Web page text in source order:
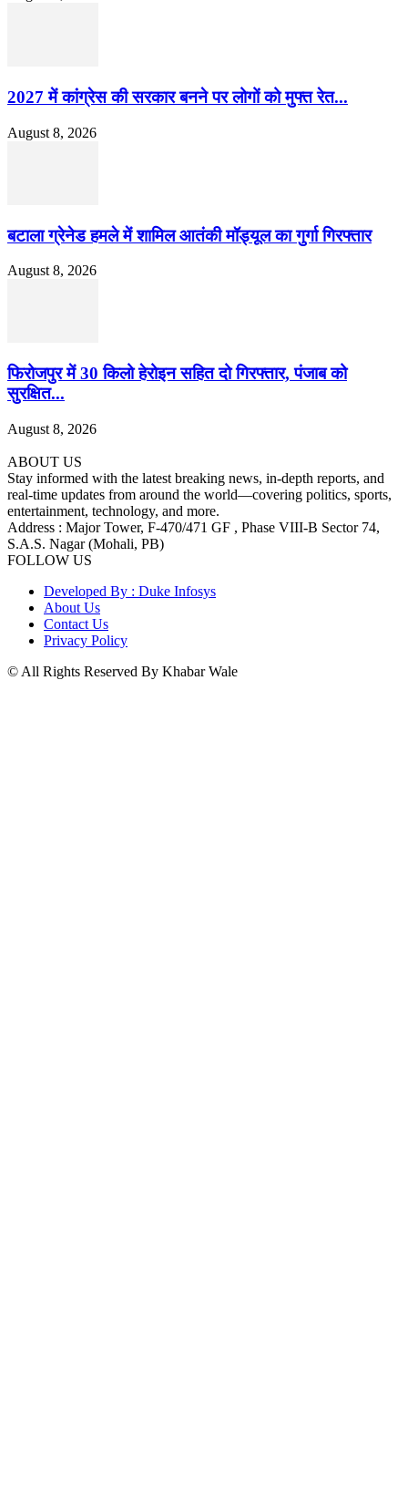
2027 में कांग्रेस की सरकार बनने पर लोगों को मुफ्त रेत...
August 8, 2026
बटाला ग्रेनेड हमले में शामिल आतंकी मॉड्यूल का गुर्गा गिरफ्तार
August 8, 2026
फिरोजपुर में 30 किलो हेरोइन सहित दो गिरफ्तार, पंजाब को
सुरक्षित...
August 8, 2026
ABOUT US
Stay informed with the latest breaking news, in-depth reports, and
real-time updates from around the world—covering politics, sports,
entertainment, technology, and more.
Address : Major Tower, F-470/471 GF , Phase VIII-B Sector 74,
S.A.S. Nagar (Mohali, PB)
FOLLOW US
Developed By : Duke Infosys
About Us
Contact Us
Privacy Policy
© All Rights Reserved By Khabar Wale